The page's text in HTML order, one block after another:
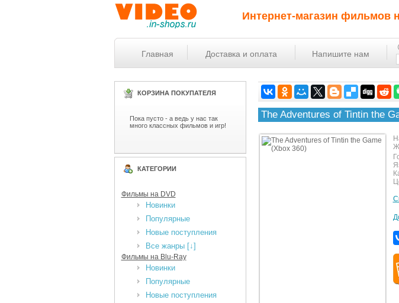
Интернет-магазин фильмов
Главная Доставка и оплата Напишите нам
КОРЗИНА ПОКУПАТЕЛЯ
Пока пусто - а ведь у нас так
много классных фильмов и игр!
КАТЕГОРИИ
Фильмы на DVD
Новинки
Популярные
Новые поступления
Все жанры [↓]
Фильмы на Blu-Ray
Новинки
Популярные
Новые поступления
The Adventures of Tintin the